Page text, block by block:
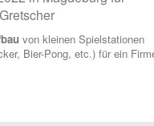
von kleinen Spielstationen
Bier-Pong, etc.) für ein